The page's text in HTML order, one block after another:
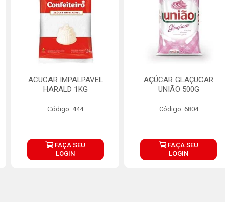
ACUCAR IMPALPAVEL
HARALD 1KG
Código: 444
FAÇA SEU
LOGIN
AÇÚCAR GLAÇUCAR
UNIÃO 500G
Código: 6804
FAÇA SEU
LOGIN